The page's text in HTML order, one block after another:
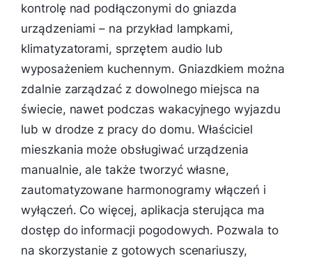
kontrolę nad podłączonymi do gniazda
urządzeniami – na przykład lampkami,
klimatyzatorami, sprzętem audio lub
wyposażeniem kuchennym. Gniazdkiem można
zdalnie zarządzać z dowolnego miejsca na
świecie, nawet podczas wakacyjnego wyjazdu
lub w drodze z pracy do domu. Właściciel
mieszkania może obsługiwać urządzenia
manualnie, ale także tworzyć własne,
zautomatyzowane harmonogramy włączeń i
wyłączeń. Co więcej, aplikacja sterująca ma
dostęp do informacji pogodowych. Pozwala to
na skorzystanie z gotowych scenariuszy,